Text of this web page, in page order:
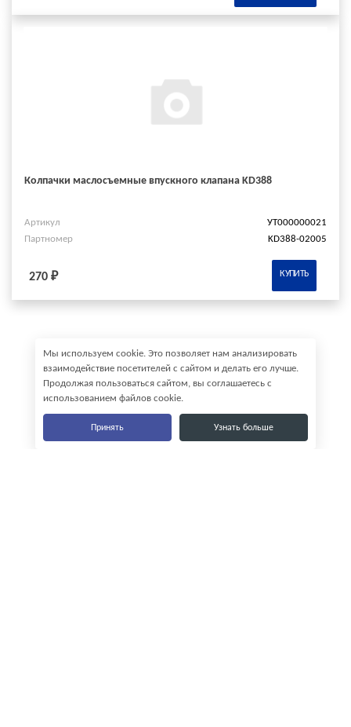
Колпачки маслосъемные впускного клапана KD388
Артикул
УТ000000021
Партномер
KD388-02005
270 ₽ КУПИТЬ
Мы используем cookie. Это позволяет нам анализировать
взаимодействие посетителей с сайтом и делать его лучше.
Продолжая пользоваться сайтом, вы соглашаетесь с
использованием файлов cookie.
Принять Узнать больше